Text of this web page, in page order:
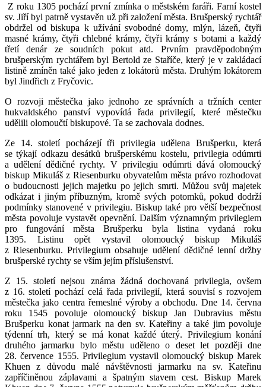
Z roku 1305 pochází první zmínka o městském faráři. Farní kostel
sv. Jiří byl patrně vystavěn už při založení města. Brušperský rychtář
obdržel od biskupa k užívání svobodné domy, mlýn, lázeň, čtyři
masné krámy, čtyři chlebné krámy, čtyři krámy s botami a každý
třetí denár ze soudních pokut atd. Prvním pravděpodobným
brušperským rychtářem byl Bertold ze Staříče, který je v zakládací
listině zmíněn také jako jeden z lokátorů města. Druhým lokátorem
byl Jindřich z Fryčovic.
O rozvoji městečka jako jednoho ze správních a tržních center
hukvaldského panství vypovídá řada privilegií, které městečku
udělili olomoučtí biskupové. Ta se zachovala dodnes.
Ze 14. století pocházejí tři privilegia udělena Brušperku, která
se týkají odkazu desátků brušperskému kostelu, privilegia odúmrti
a udělení dědičné rychty. V privilegiu odúmrti dává olomoucký
biskup Mikuláš z Riesenburku obyvatelům města právo rozhodovat
o budoucnosti jejich majetku po jejich smrti. Můžou svůj majetek
odkázat i jiným příbuzným, kromě svých potomků, pokud dodrží
podmínky stanovené v privilegiu. Biskup také pro větší bezpečnost
města povoluje vystavět opevnění. Dalším významným privilegiem
pro fungování města Brušperku byla listina vydaná roku
1395. Listinu opět vystavil olomoucký biskup Mikuláš
z Riesenburku. Privilegium obsahuje udělení dědičné lenní držby
brušperské rychty se vším jejím příslušenství.
Z 15. století nejsou známa žádná dochovaná privilegia, ovšem
z 16. století pochází celá řada privilegií, která souvisí s rozvojem
městečka jako centra řemeslné výroby a obchodu. Dne 14. června
roku 1545 povoluje olomoucký biskup Jan Dubravius městu
Brušperku konat jarmark na den sv. Kateřiny a také jim povoluje
týdenní trh, který se má konat každé úterý. Privilegium konání
druhého jarmarku bylo městu uděleno o deset let později dne
28. července 1555. Privilegium vystavil olomoucký biskup Marek
Khuen z důvodu malé návštěvnosti jarmarku na sv. Kateřinu
zapříčiněnou záplavami a špatným stavem cest. Biskup Marek